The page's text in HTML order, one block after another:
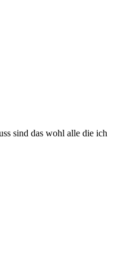
sind das wohl alle die ich